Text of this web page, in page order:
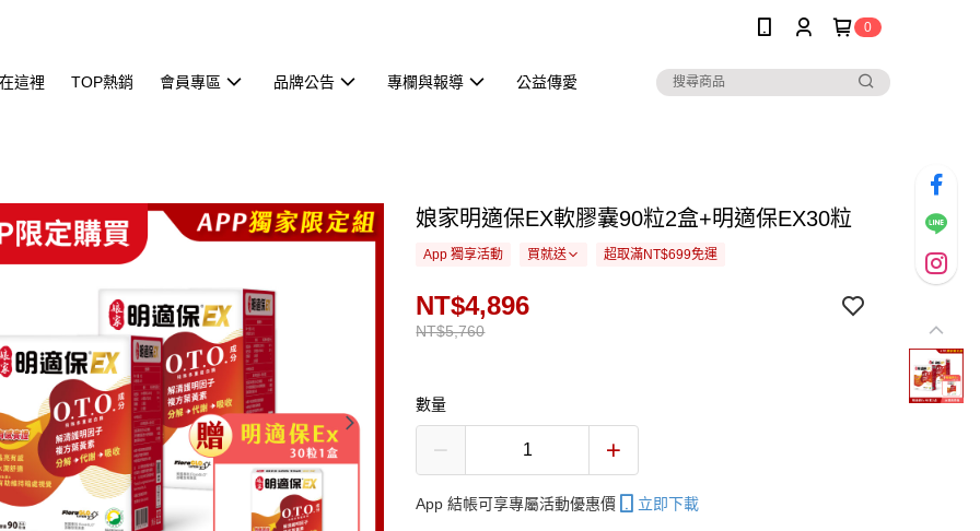
0
這裡 TOP熱銷 會員專區 品牌公告 專欄與報導 公益傳愛
娘家明適保EX軟膠囊90粒2盒+明適保EX30粒
App 獨享活動 買就送 超取滿NT$699免運
NT$5,760
NT$4,896
數量
App 結帳可享專屬活動優惠價 立即下載